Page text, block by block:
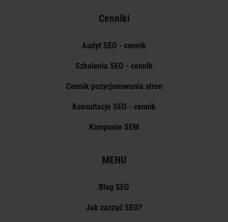
Cenniki
Audyt SEO - cennik
Szkolenia SEO - cennik
Cennik pozycjonowania stron
Konsultacje SEO - cennik
Kampanie SEM
MENU
Blog SEO
Jak zacząć SEO?